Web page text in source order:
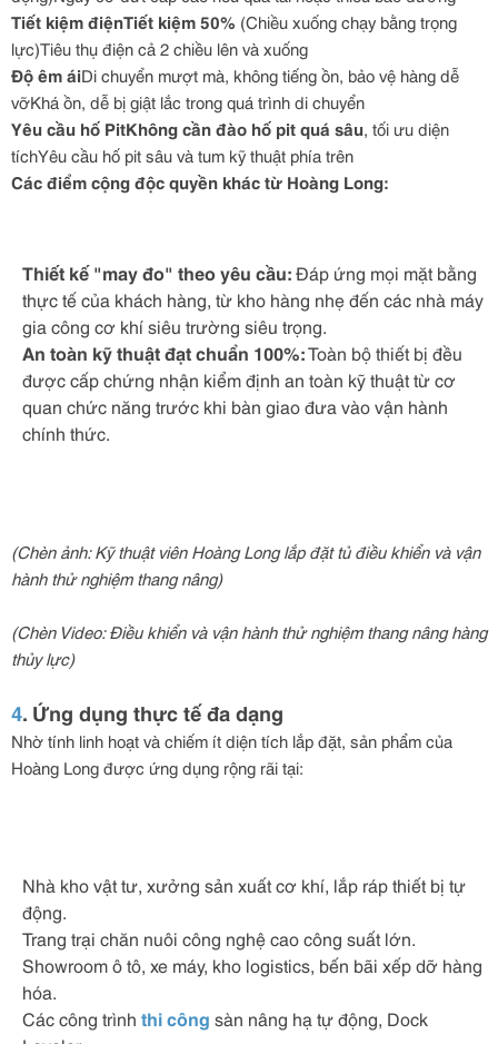
Tiết kiệm điệnTiết kiệm 50% (Chiều xuống chạy bằng trọng
lực)Tiêu thụ điện cả 2 chiều lên và xuống
Độ êm áiDi chuyển mượt mà, không tiếng ồn, bảo vệ hàng dễ
vỡKhá ồn, dễ bị giật lắc trong quá trình di chuyển
Yêu cầu hố PitKhông cần đào hố pit quá sâu, tối ưu diện
tíchYêu cầu hố pit sâu và tum kỹ thuật phía trên
Các điểm cộng độc quyền khác từ Hoàng Long:
Thiết kế "may đo" theo yêu cầu:Đáp ứng mọi mặt bằng
thực tế của khách hàng, từ kho hàng nhẹ đến các nhà máy
gia công cơ khí siêu trường siêu trọng.
An toàn kỹ thuật đạt chuẩn 100%:Toàn bộ thiết bị đều
được cấp chứng nhận kiểm định an toàn kỹ thuật từ cơ
quan chức năng trước khi bàn giao đưa vào vận hành
chính thức.
(Chèn ảnh: Kỹ thuật viên Hoàng Long lắp đặt tủ điều khiển và vận
hành thử nghiệm thang nâng)
(Chèn Video: Điều khiển và vận hành thử nghiệm thang nâng hàng
thủy lực)
4. Ứng dụng thực tế đa dạng
Nhờ tính linh hoạt và chiếm ít diện tích lắp đặt, sản phẩm của
Hoàng Long được ứng dụng rộng rãi tại:
Nhà kho vật tư, xưởng sản xuất cơ khí, lắp ráp thiết bị tự
động.
Trang trại chăn nuôi công nghệ cao công suất lớn.
Showroom ô tô, xe máy, kho logistics, bến bãi xếp dỡ hàng
hóa.
Các công trình thi công sàn nâng hạ tự động, Dock